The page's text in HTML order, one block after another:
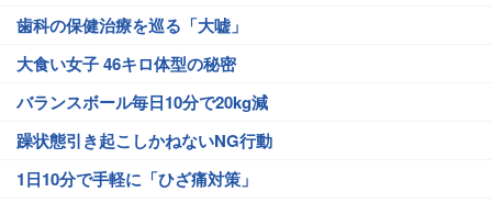
歯科の保健治療を巡る「大嘘」
大食い女子 46キロ体型の秘密
バランスボール毎日10分で20kg減
躁状態引き起こしかねないNG行動
1日10分で手軽に「ひざ痛対策」